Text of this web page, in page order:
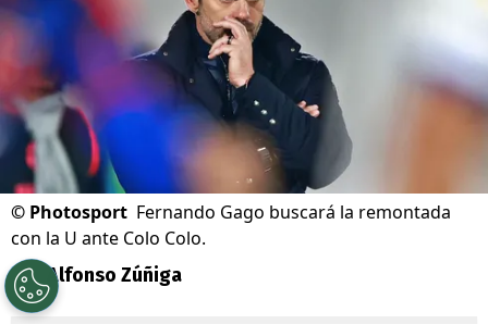
© Photosport Fernando Gago buscará la remontada
con la U ante Colo Colo.
Por Alfonso Zúñiga